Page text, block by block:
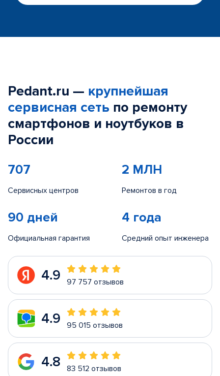
Pedant.ru — крупнейшая
сервисная сеть по ремонту
смартфонов и ноутбуков в
России
707
Сервисных центров
2 МЛН
Ремонтов в год
90 дней
Официальная гарантия
4 года
Средний опыт инженера
4.9 97 757 отзывов
4.9 95 015 отзывов
4.8 83 512 отзывов